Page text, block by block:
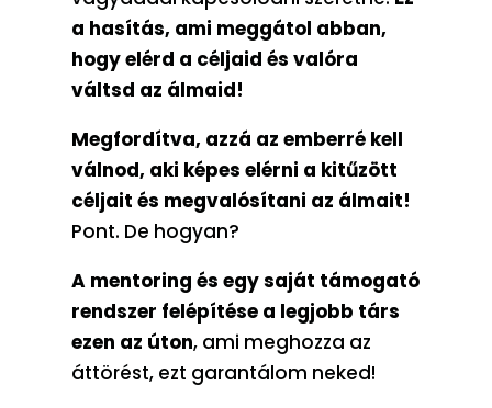
a hasítás, ami meggátol abban,
hogy elérd a céljaid és valóra
váltsd az álmaid!
Megfordítva, azzá az emberré kell
válnod, aki képes elérni a kitűzött
céljait és megvalósítani az álmait!
Pont. De hogyan?
A mentoring és egy saját támogató
rendszer felépítése a legjobb társ
ezen az úton, ami meghozza az
áttörést, ezt garantálom neked!